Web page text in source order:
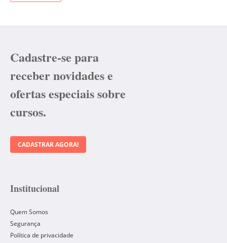
Cadastre-se para
receber novidades e
ofertas especiais sobre
cursos.
CADASTRAR AGORA!
Institucional
Quem Somos
Segurança
Política de privacidade